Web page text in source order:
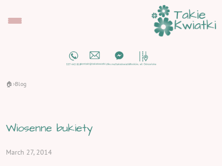
🏠 ›Blog
Wiosenne bukiety
March 27, 2014